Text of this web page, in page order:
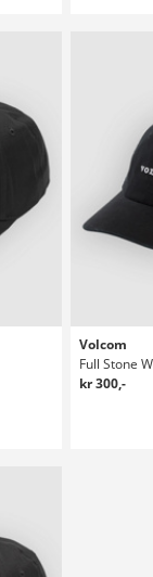
Volcom
Full Stone
kr 300,-